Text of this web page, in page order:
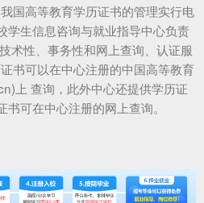
国高等教育学历证书的管理实行电
学生信息咨询与就业指导中心负责
术性、事务性和网上查询、认证服
书可以在中心注册的中国高等教育
上 查询，此外中心还提供学历证
可在中心注册的网上查询。